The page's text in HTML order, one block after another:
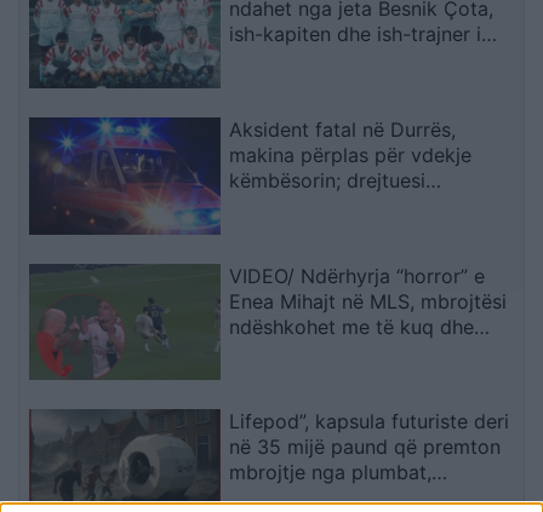
ndahet nga jeta Besnik Çota,
ish-kapiten dhe ish-trajner i
Aksident fatal në Durrës,
makina përplas për vdekje
këmbësorin; drejtuesi
VIDEO/ Ndërhyrja “horror” e
Enea Mihajt në MLS, mbrojtësi
ndëshkohet me të kuq dhe
Lifepod”, kapsula futuriste deri
në 35 mijë paund që premton
mbrojtje nga plumbat,
bombardimet dhe fatkeqësitë